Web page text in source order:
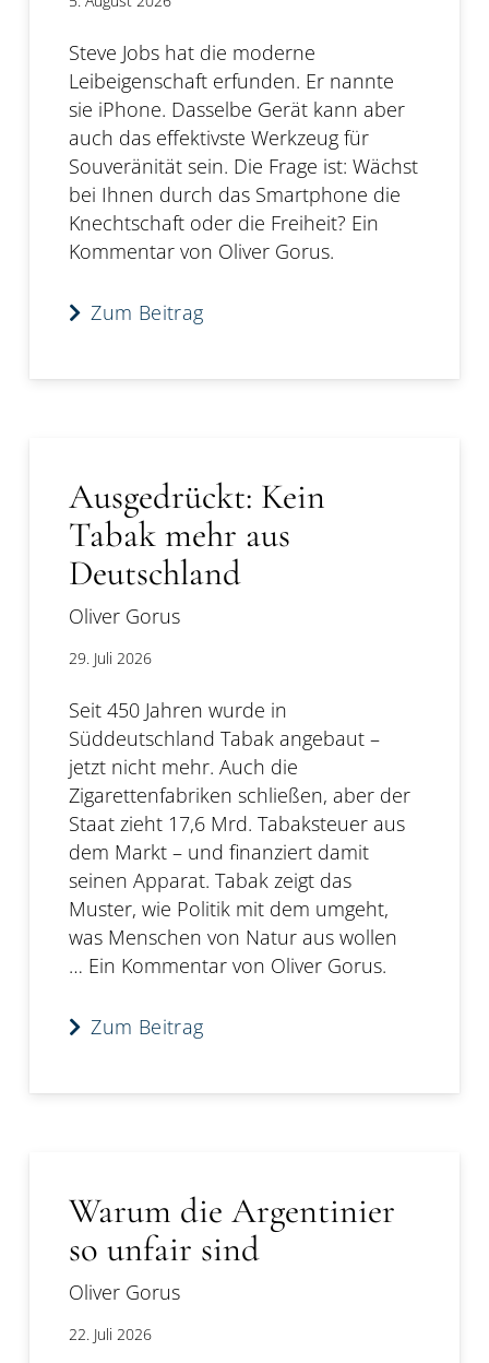
Steve Jobs hat die moderne
Leibeigenschaft erfunden. Er nannte
sie iPhone. Dasselbe Gerät kann aber
auch das effektivste Werkzeug für
Souveränität sein. Die Frage ist: Wächst
bei Ihnen durch das Smartphone die
Knechtschaft oder die Freiheit? Ein
Kommentar von Oliver Gorus.
Zum Beitrag
Ausgedrückt: Kein
Tabak mehr aus
Deutschland
Oliver Gorus
29. Juli 2026
Seit 450 Jahren wurde in
Süddeutschland Tabak angebaut –
jetzt nicht mehr. Auch die
Zigarettenfabriken schließen, aber der
Staat zieht 17,6 Mrd. Tabaksteuer aus
dem Markt – und finanziert damit
seinen Apparat. Tabak zeigt das
Muster, wie Politik mit dem umgeht,
was Menschen von Natur aus wollen
… Ein Kommentar von Oliver Gorus.
Zum Beitrag
Warum die Argentinier
so unfair sind
Oliver Gorus
22. Juli 2026